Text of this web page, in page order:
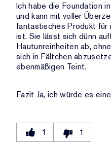
Ich habe die Foundation
und kann mit voller
fantastisches Produkt für
ist. Sie lässt sich dünn
Hautunreinheiten ab,
sich in Fältchen
ebenmäßigen Teint.
Fazit Ja, ich würde es
1 1